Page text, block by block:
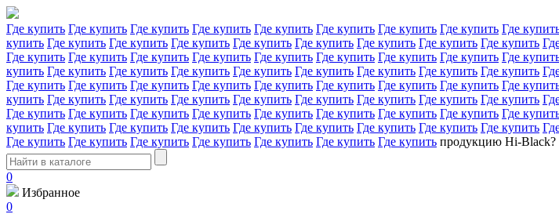
Где купить Где купить Где купить Где купить Где купить Где купить Где купить Где купить Где
купить Где купить Где купить Где купить Где купить Где купить Где купить Где купить Где купить
Где купить Где купить Где купить Где купить Где купить Где купить Где купить Где купить Где
купить Где купить Где купить Где купить Где купить Где купить Где купить Где купить Где купить
Где купить Где купить Где купить Где купить Где купить Где купить Где купить Где купить Где
купить Где купить Где купить Где купить Где купить Где купить Где купить Где купить Где купить
Где купить Где купить Где купить Где купить Где купить Где купить Где купить Где купить Где
купить Где купить Где купить Где купить Где купить Где купить Где купить Где купить Где купить
Где купить Где купить Где купить Где купить Где купить Где купить Где купить продукцию Hi-Black?
0
Избранное
0